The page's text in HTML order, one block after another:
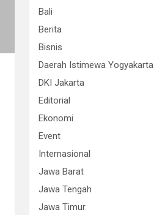
Bali
Berita
Bisnis
Daerah Istimewa Yogyakarta
DKI Jakarta
Editorial
Ekonomi
Event
Internasional
Jawa Barat
Jawa Tengah
Jawa Timur